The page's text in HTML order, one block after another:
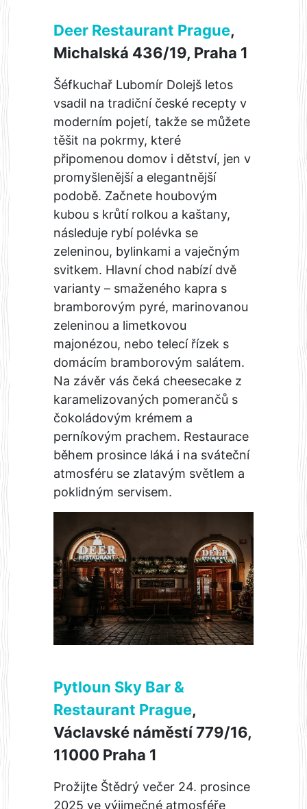
Deer Restaurant Prague,
Michalská 436/19, Praha 1
Šéfkuchař Lubomír Dolejš letos
vsadil na tradiční české recepty v
moderním pojetí, takže se můžete
těšit na pokrmy, které
připomenou domov i dětství, jen v
promyšlenější a elegantnější
podobě. Začnete houbovým
kubou s krůtí rolkou a kaštany,
následuje rybí polévka se
zeleninou, bylinkami a vaječným
svitkem. Hlavní chod nabízí dvě
varianty – smaženého kapra s
bramborovým pyré, marinovanou
zeleninou a limetkovou
majonézou, nebo telecí řízek s
domácím bramborovým salátem.
Na závěr vás čeká cheesecake z
karamelizovaných pomerančů s
čokoládovým krémem a
perníkovým prachem. Restaurace
během prosince láká i na sváteční
atmosféru se zlatavým světlem a
poklidným servisem.
Pytloun Sky Bar &
Restaurant Prague,
Václavské náměstí 779/16,
11000 Praha 1
Prožijte Štědrý večer 24. prosince
2025 ve výjimečné atmosféře